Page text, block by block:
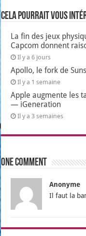
Cela pourrait vous
La fin des jeux
Capcom donnent
Il y a 6 jours
Apollo, le fork de
Il y a 1 semaine
Apple augmente les
— iGeneration
Il y a 3 semaines
One comment
Anonyme
Il faut la